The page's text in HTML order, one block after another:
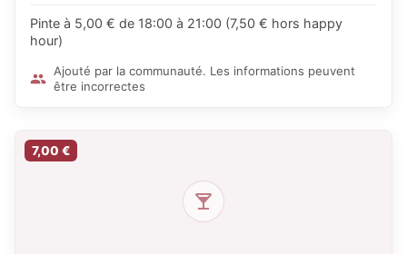
Pinte à 5,00 € de 18:00 à 21:00 (7,50 € hors happy
hour)
Ajouté par la communauté. Les informations peuvent
être incorrectes
7,00 €